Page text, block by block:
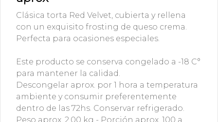
🏳️ Providencia • Whatsapp: +56 9 53522122 • Lunes a
Viernes: 09:30 ― 17:30. Sábado: 09:30 ― 15:30 h.
🏳️ Lo Barnechea • Whatsapp: +56 9 9291 6809 • Lunes a
🏳️ La Reina • Whatsapp: +56 9 72693065 • Lunes a Sábado:
10:00- 19:00 h
Términos y condiciones
Política de privacidad
Clásica torta Red Velvet, cubierta y rellena
con un exquisito frosting de queso crema.
Perfecta para ocasiones especiales.
Este producto se conserva congelado a -18 C°
para mantener la calidad.
Descongelar aprox. por 1 hora a temperatura
ambiente y consumir preferentemente
dentro de las 72hs. Conservar refrigerado.
Peso aprox. 2.00 kg - Porción aprox. 100 a